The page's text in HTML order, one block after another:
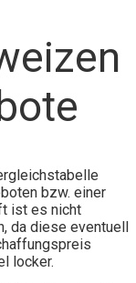
bzw. einer
ist es nicht
da diese eventuell
locker.